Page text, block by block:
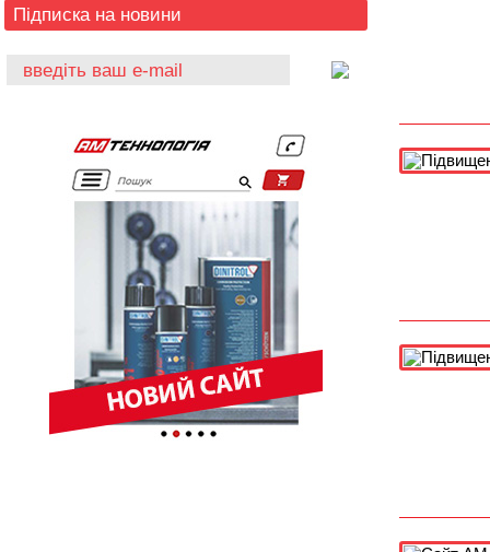
Підписка на новини